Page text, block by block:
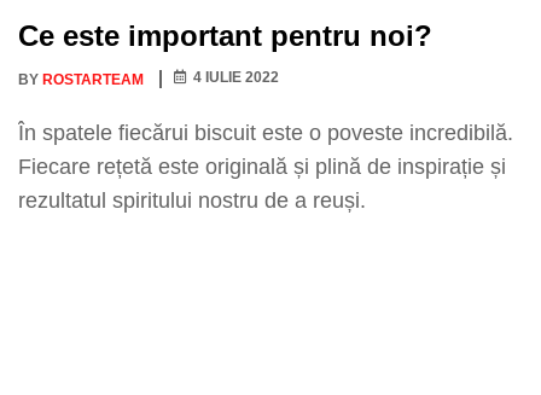
Ce este important pentru noi?
BY ROSTARTEAM 4 IULIE 2022
În spatele fiecărui biscuit este o poveste incredibilă.
Fiecare rețetă este originală și plină de inspirație și
rezultatul spiritului nostru de a reuși.